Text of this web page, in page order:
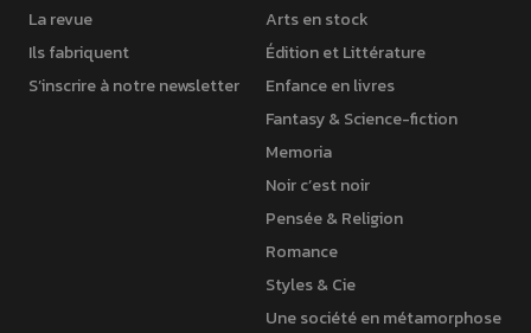
La revue
Ils fabriquent
S’inscrire à notre newsletter
Arts en stock
Édition et Littérature
Enfance en livres
Fantasy & Science-fiction
Memoria
Noir c’est noir
Pensée & Religion
Romance
Styles & Cie
Une société en métamorphose